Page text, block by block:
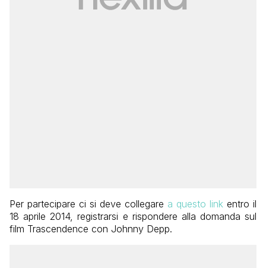
Per partecipare ci si deve collegare a questo link entro il
18 aprile 2014, registrarsi e rispondere alla domanda sul
film Trascendence con Johnny Depp.